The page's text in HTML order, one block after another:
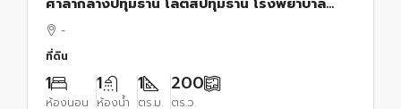
ปทุมธานี อยู่ย่านใจกลางเมืองปทุม เขตชุมชน 200
-
ที่ดิน
1
ห้องนอน
1
ห้องน้ำ
1
ตร.ม.
200
ตร.ว.